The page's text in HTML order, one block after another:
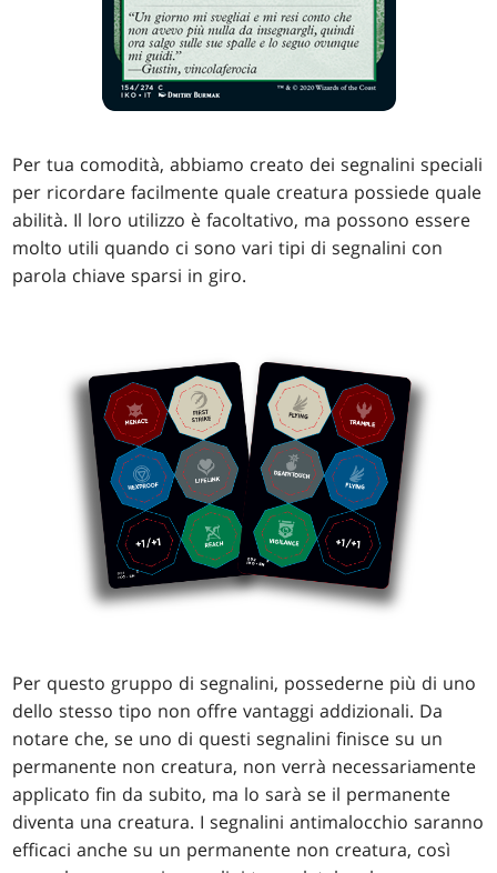
Per tua comodità, abbiamo creato dei segnalini speciali
per ricordare facilmente quale creatura possiede quale
abilità. Il loro utilizzo è facoltativo, ma possono essere
molto utili quando ci sono vari tipi di segnalini con
parola chiave sparsi in giro.
Per questo gruppo di segnalini, possederne più di uno
dello stesso tipo non offre vantaggi addizionali. Da
notare che, se uno di questi segnalini finisce su un
permanente non creatura, non verrà necessariamente
applicato fin da subito, ma lo sarà se il permanente
diventa una creatura. I segnalini antimalocchio saranno
efficaci anche su un permanente non creatura, così